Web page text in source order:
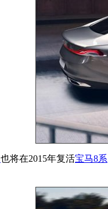
也将在2015年复活宝马8系